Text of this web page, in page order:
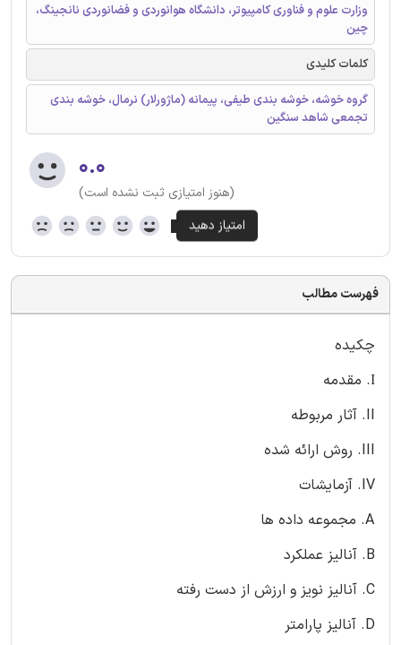
وزارت علوم و فناوری کامپیوتر، دانشگاه هوانوردی و فضانوردی نانجینگ،
چین
کلمات کلیدی
گروه خوشه، خوشه بندی طیفی، پیمانه (ماژورلار) نرمال، خوشه بندی
تجمعی شاهد سنگین
۰.۰
(هنوز امتیازی ثبت نشده است)
فهرست مطالب
چکیده
Ι. مقدمه
II. آثار مربوطه
III. روش ارائه شده
IV. آزمایشات
A. مجموعه داده ها
B. آنالیز عملکرد
C. آنالیز نویز و ارزش از دست رفته
D. آنالیز پارامتر